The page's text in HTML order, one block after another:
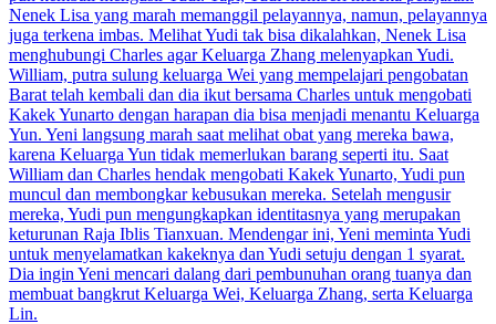
Nenek Lisa yang marah memanggil pelayannya, namun, pelayannya
juga terkena imbas. Melihat Yudi tak bisa dikalahkan, Nenek Lisa
menghubungi Charles agar Keluarga Zhang melenyapkan Yudi.
William, putra sulung keluarga Wei yang mempelajari pengobatan
Barat telah kembali dan dia ikut bersama Charles untuk mengobati
Kakek Yunarto dengan harapan dia bisa menjadi menantu Keluarga
Yun. Yeni langsung marah saat melihat obat yang mereka bawa,
karena Keluarga Yun tidak memerlukan barang seperti itu. Saat
William dan Charles hendak mengobati Kakek Yunarto, Yudi pun
muncul dan membongkar kebusukan mereka. Setelah mengusir
mereka, Yudi pun mengungkapkan identitasnya yang merupakan
keturunan Raja Iblis Tianxuan. Mendengar ini, Yeni meminta Yudi
untuk menyelamatkan kakeknya dan Yudi setuju dengan 1 syarat.
Dia ingin Yeni mencari dalang dari pembunuhan orang tuanya dan
membuat bangkrut Keluarga Wei, Keluarga Zhang, serta Keluarga
Lin.